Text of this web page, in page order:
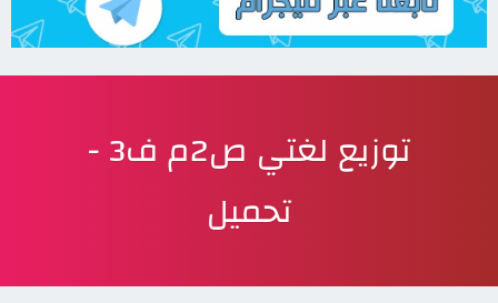
توزيع لغتي ص2م ف3 -
تحميل